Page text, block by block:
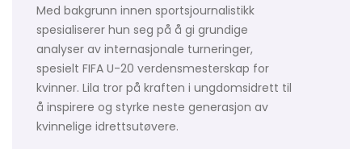
Med bakgrunn innen sportsjournalistikk
spesialiserer hun seg på å gi grundige
analyser av internasjonale turneringer,
spesielt FIFA U-20 verdensmesterskap for
kvinner. Lila tror på kraften i ungdomsidrett til
å inspirere og styrke neste generasjon av
kvinnelige idrettsutøvere.